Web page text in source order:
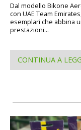
Dal modello Bikone
con UAE Team
esemplari che abbina
prestazioni...
CONTINUA A